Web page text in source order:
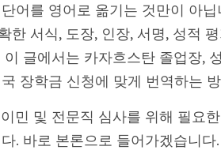
어를 영어로 옮기는 것만이 아
한 서식, 도장, 인장, 서명, 성적
글에서는 카자흐스탄 졸업장,
장학금 신청에 맞게 번역하는
민 및 전문직 심사를 위해 필요
. 바로 본론으로 들어가겠습니다.